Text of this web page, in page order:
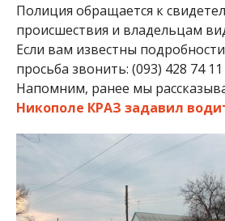
Полиция обращается к
происшествия и владельцам
Если вам известны
просьба звонить: (093) 428 74
Напомним, ранее мы
Никополе КРАЗ задавил